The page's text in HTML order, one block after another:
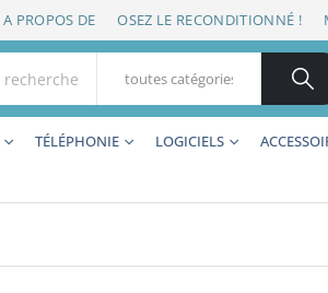
A PROPOS DE OSEZ LE RECONDITIONNÉ !
TÉLÉPHONIE LOGICIELS